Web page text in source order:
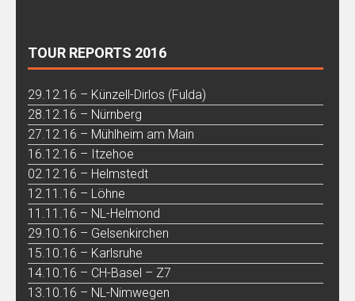
TOUR REPORTS 2016
29.12.16 – Künzell-Dirlos (Fulda)
28.12.16 – Nürnberg
27.12.16 – Mühlheim am Main
16.12.16 – Itzehoe
02.12.16 – Helmstedt
12.11.16 – Löhne
11.11.16 – NL-Helmond
29.10.16 – Gelsenkirchen
15.10.16 – Karlsruhe
14.10.16 – CH-Basel – Z7
13.10.16 – NL-Nimwegen